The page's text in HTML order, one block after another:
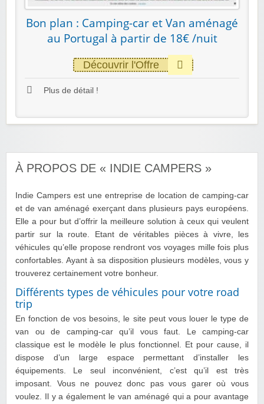
Bon plan : Camping-car et Van aménagé
au Portugal à partir de 18€ /nuit
Découvrir l'Offre
Plus de détail !
À PROPOS DE « INDIE CAMPERS »
Indie Campers est une entreprise de location de camping-car
et de van aménagé exerçant dans plusieurs pays européens.
Elle a pour but d’offrir la meilleure solution à ceux qui veulent
partir sur la route. Etant de véritables pièces à vivre, les
véhicules qu’elle propose rendront vos voyages mille fois plus
confortables. Ayant à sa disposition plusieurs modèles, vous y
trouverez certainement votre bonheur.
Différents types de véhicules pour votre road
trip
En fonction de vos besoins, le site peut vous louer le type de
van ou de camping-car qu’il vous faut. Le camping-car
classique est le modèle le plus fonctionnel. Et pour cause, il
dispose d’un large espace permettant d’installer les
équipements. Le seul inconvénient, c’est qu’il est très
imposant. Vous ne pouvez donc pas vous garer où vous
voulez. Il y a également le van aménagé qui a pour avantage